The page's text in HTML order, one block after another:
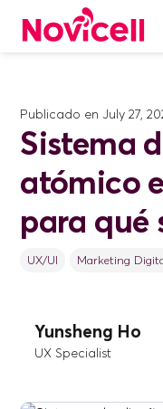
Publicado en July 27,
Sistema
atómico
para qué
UX/UI Marketing
Yunsheng Ho
UX Specialist